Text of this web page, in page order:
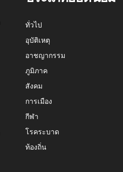
ทั่วไป
อุบัติเหตุ
อาชญากรรม
ภูมิภาค
สังคม
การเมือง
กีฬา
โรคระบาด
ท้องถิ่น